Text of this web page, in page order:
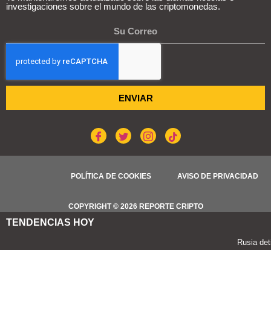
investigaciones sobre el mundo de las criptomonedas.
ENVIAR
COPYRIGHT © 2026 REPORTE CRIPTO
POLÍTICA DE COOKIES AVISO DE PRIVACIDAD
TENDENCIAS HOY